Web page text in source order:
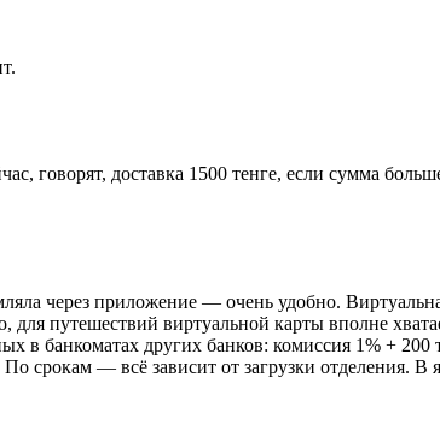
говорят, доставка 1500 тенге, если сумма
через приложение — очень удобно.
для путешествий виртуальной карты вполне
в банкоматах других банков: комиссия 1% + 200
срокам — всё зависит от загрузки отделения. В